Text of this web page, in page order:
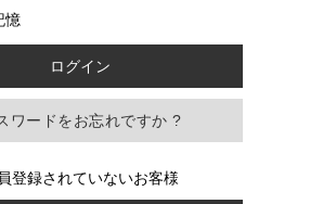
憶
ワードをお忘れですか ?
登録されていないお客様